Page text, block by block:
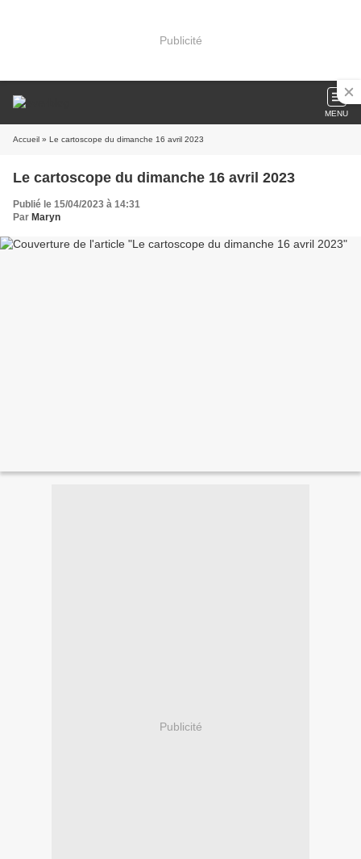
Publicité
MENU
Accueil » Le cartoscope du dimanche 16 avril 2023
Le cartoscope du dimanche 16 avril 2023
Publié le 15/04/2023 à 14:31
Par Maryn
Publicité